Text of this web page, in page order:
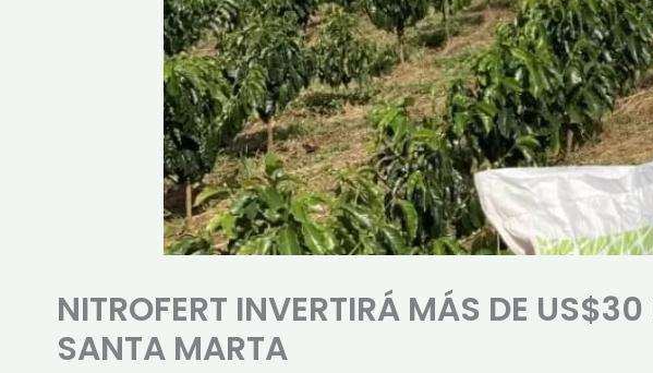
NITROFERT INVERTIRÁ MÁS DE
SANTA MARTA